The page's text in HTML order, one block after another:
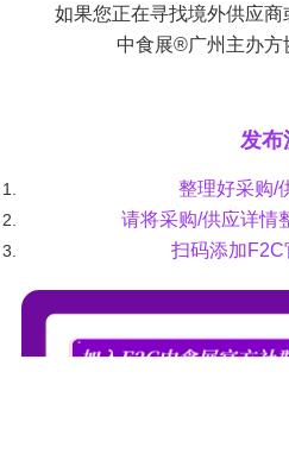
如果您正在寻找境外供应
中食展®广州主办方
发布
整理好采购/
请将采购/供应详情
扫码添加F2C